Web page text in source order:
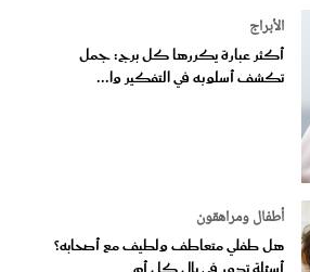
الأبراج
أكثر عبارة يكررها كل برج: جمل
تكشف أسلوبه في التفكير وا...
أطفال ومراهقون
هل طفلي متعاطف ولطيف مع أصحابه؟